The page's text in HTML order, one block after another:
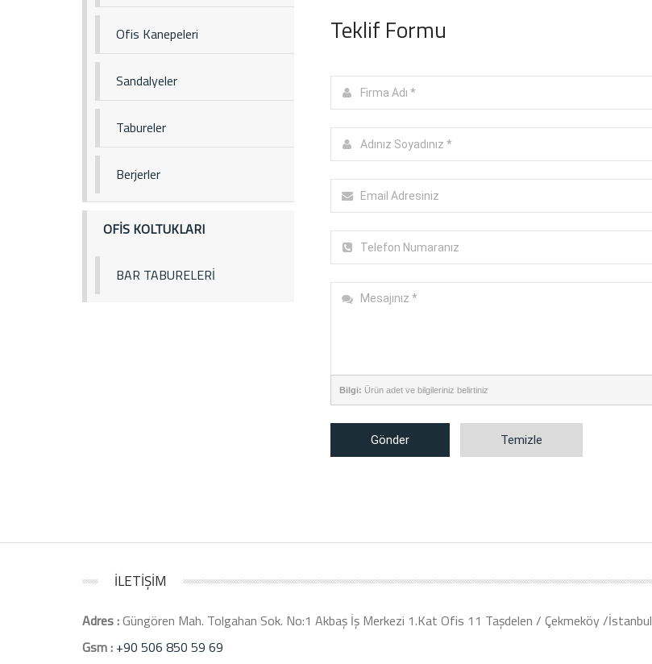
Ofis Kanepeleri
Sandalyeler
Tabureler
Berjerler
OFİS KOLTUKLARI
BAR TABURELERİ
Teklif Formu
Bilgi: Ürün adet ve bilgileriniz belirtiniz
Gönder Temizle
İLETİŞİM
Adres :Güngören Mah. Tolgahan Sok. No:1 Akbaş İş Merkezi 1.Kat Ofis 11 Taşdelen / Çekmeköy /İstanbul
Gsm : +90 506 850 59 69